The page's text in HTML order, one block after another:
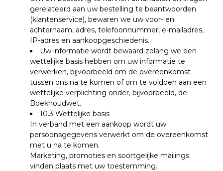
gerelateerd aan uw bestelling te beantwoorden
(klantenservice), bewaren we uw voor- en
achternaam, adres, telefoonnummer, e-mailadres,
IP-adres en aankoopgeschiedenis.
Uw informatie wordt bewaard zolang we een
wettelijke basis hebben om uw informatie te
verwerken, bijvoorbeeld om de overeenkomst
tussen ons na te komen of om te voldoen aan een
wettelijke verplichting onder, bijvoorbeeld, de
Boekhoudwet.
10.3 Wettelijke basis
In verband met een aankoop wordt uw
persoonsgegevens verwerkt om de overeenkomst
met u na te komen.
Marketing, promoties en soortgelijke mailings
vinden plaats met uw toestemming.